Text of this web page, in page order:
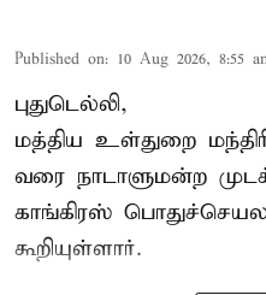
Published on: 10 Aug 2026, 8:55
புதுடெல்லி,
மத்திய உள்துறை
வரை நாடாளுமன்ற
காங்கிரஸ்
கூறியுள்ளார்.